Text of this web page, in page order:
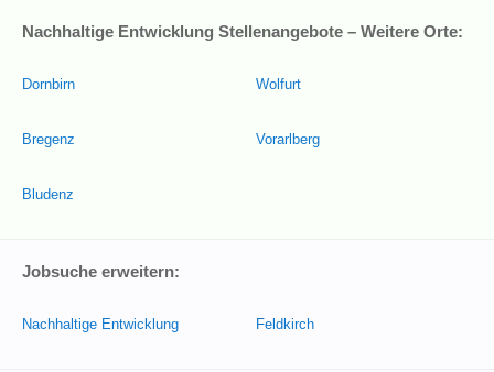
Nachhaltige Entwicklung Stellenangebote – Weitere Orte:
Dornbirn
Bregenz
Bludenz
Wolfurt
Vorarlberg
Jobsuche erweitern:
Nachhaltige Entwicklung Feldkirch